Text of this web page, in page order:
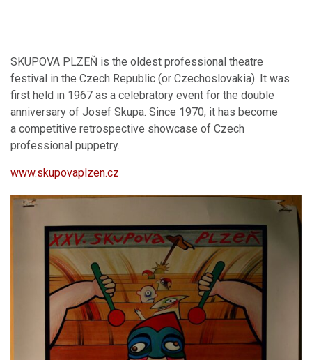
SKUPOVA PLZEŇ is the oldest professional theatre
festival in the Czech Republic (or Czechoslovakia). It was
first held in 1967 as a celebratory event for the double
anniversary of Josef Skupa. Since 1970, it has become
a competitive retrospective showcase of Czech
professional puppetry.
www.skupovaplzen.cz